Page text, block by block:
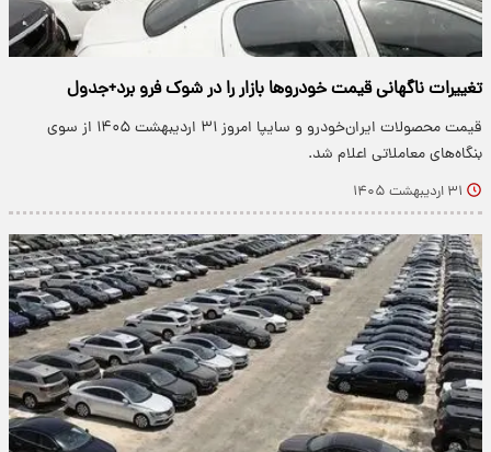
تغییرات ناگهانی قیمت خودروها بازار را در شوک فرو برد+جدول
قیمت محصولات ایران‌خودرو و سایپا امروز ۳۱ اردیبهشت ۱۴۰۵ از سوی
بنگاه‌های معاملاتی اعلام شد.
۳۱ اردیبهشت ۱۴۰۵